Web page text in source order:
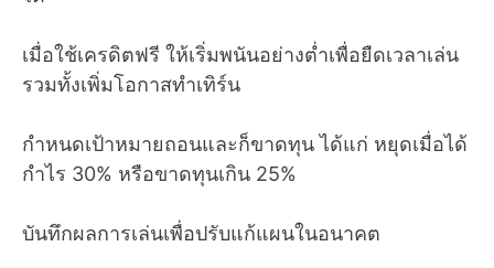
เมื่อใช้เครดิตฟรี ให้เริ่มพนันอย่างต่ำเพื่อยืดเวลาเล่น
รวมทั้งเพิ่มโอกาสทำเทิร์น
กำหนดเป้าหมายถอนและก็ขาดทุน ได้แก่ หยุดเมื่อได้
กำไร 30% หรือขาดทุนเกิน 25%
บันทึกผลการเล่นเพื่อปรับแก้แผนในอนาคต